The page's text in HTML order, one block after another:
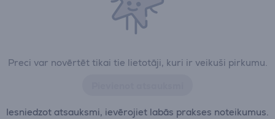
Preci var novērtēt tikai tie lietotāji, kuri ir veikuši pirkumu.
Iesniedzot atsauksmi, ievērojiet labās prakses noteikumus.